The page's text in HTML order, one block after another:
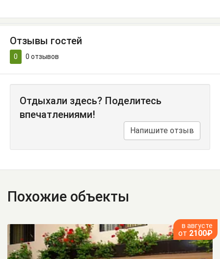
Отзывы гостей
0 0 отзывов
Отдыхали здесь? Поделитесь
впечатлениями!
Напишите отзыв
Похожие объекты
в августе
от 2100₽